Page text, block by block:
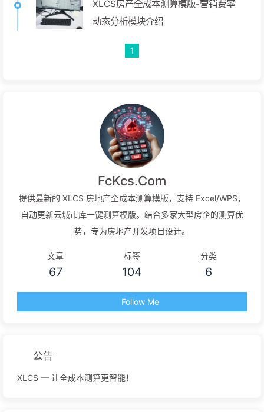
XLCS房产全成本测算模版-营销费率
动态分析模块介绍
1
FcKcs.Com
提供最新的 XLCS 房地产全成本测算模版，支持 Excel/WPS，
自动更新云城市库一键测算模版。结合多家大型房企的测算优
势，专为房地产开发项目设计。
文章
67
标签
104
分类
6
Follow Me
公告
XLCS — 让全成本测算更智能！